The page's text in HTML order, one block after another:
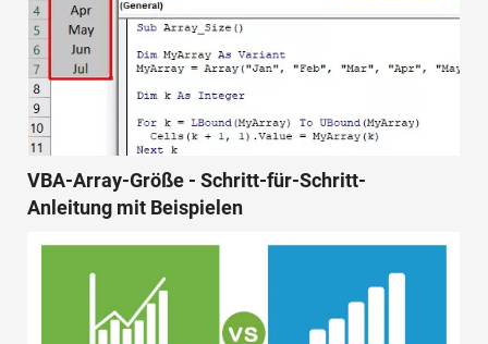
VBA-Array-Größe - Schritt-für-Schritt-
Anleitung mit Beispielen